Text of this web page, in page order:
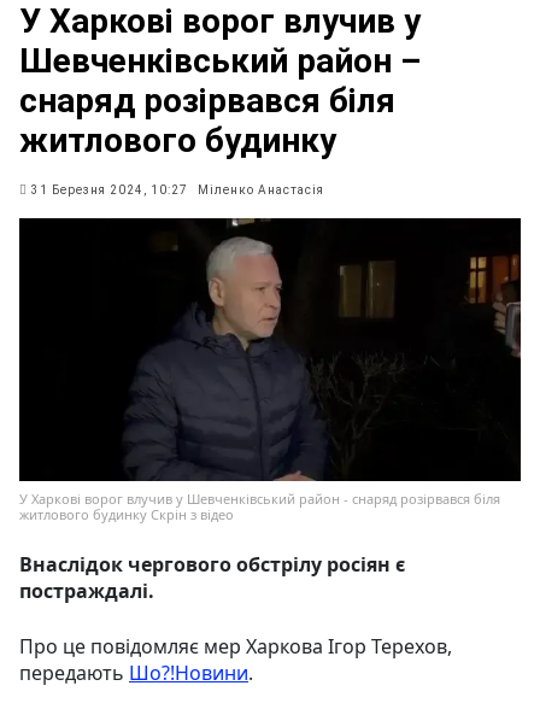
У Харкові ворог влучив у
Шевченківський район –
снаряд розірвався біля
житлового будинку
31 Березня 2024, 10:27 Міленко Анастасія
У Харкові ворог влучив у Шевченківський район - снаряд розірвався біля
житлового будинку Скрін з відео
Внаслідок чергового обстрілу росіян є
постраждалі.
Про це повідомляє мер Харкова Ігор Терехов,
передають Шо?!Новини.